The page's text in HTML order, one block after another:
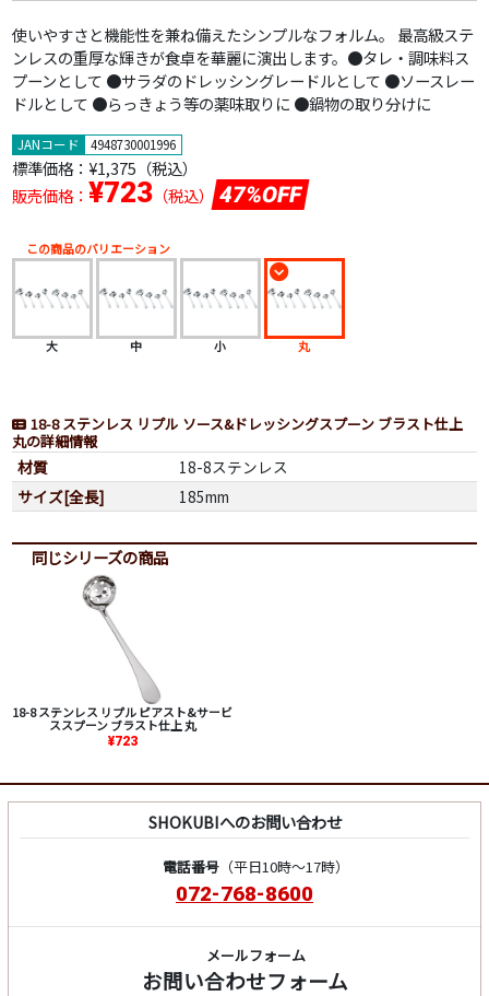
使いやすさと機能性を兼ね備えたシンプルなフォルム。 最高級ステ
ンレスの重厚な輝きが食卓を華麗に演出します。●タレ・調味料ス
プーンとして ●サラダのドレッシングレードルとして ●ソースレー
ドルとして ●らっきょう等の薬味取りに ●鍋物の取り分けに
JANコード 4948730001996
標準価格： ¥1,375（税込）
販売価格： ¥723（税込） 47%OFF
この商品のバリエーション
大 中 小 丸
18-8 ステンレス リプル ソース&ドレッシングスプーン ブラスト仕上
丸の詳細情報
材質
18-8ステンレス
サイズ[全長]
185mm
同じシリーズの商品
18-8 ステンレス リプル ピアスト&サービ
ススプーン ブラスト仕上 丸
¥723
SHOKUBIへのお問い合わせ
電話番号（平日10時～17時）
072-768-8600
メールフォーム
お問い合わせフォーム